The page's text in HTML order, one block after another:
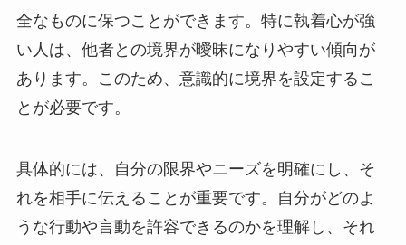
全なものに保つことができます。特に執着心が強
い人は、他者との境界が曖昧になりやすい傾向が
あります。このため、意識的に境界を設定するこ
とが必要です。
具体的には、自分の限界やニーズを明確にし、そ
れを相手に伝えることが重要です。自分がどのよ
うな行動や言動を許容できるのかを理解し、それ